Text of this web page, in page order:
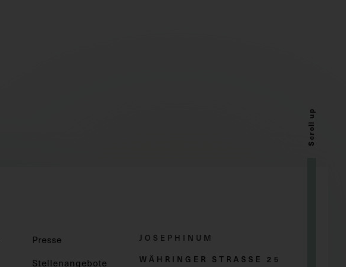
Scroll up
Presse
Stellenangebote
JOSEPHINUM
WÄHRINGER STRASSE 2 5